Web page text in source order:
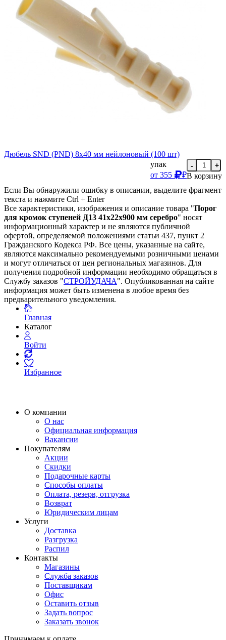
Дюбель SND (PND) 8х40 мм нейлоновый (100 шт)
упак
от 355 ₽
- +
В корзину
Если Вы обнаружили ошибку в описании, выделите фрагмент
текста и нажмите Ctrl + Enter
Все характеристики, изображения и описание товара "Порог
для кромок ступеней Д13 41х22х900 мм серебро" носят
информационный характер и не являются публичной
офертой, определяемой положениями статьи 437, пункт 2
Гражданского Кодекса РФ. Все цены, указанные на сайте,
являются максимально рекомендуемыми розничными ценами
и могут отличаться от цен региональных магазинов. Для
получения подробной информации необходимо обращаться в
Службу заказов "СТРОЙУДАЧА". Опубликованная на сайте
информация может быть изменена в любое время без
предварительного уведомления.
Главная
Каталог
Войти
Избранное
О компании
О нас
Официальная информация
Вакансии
Покупателям
Акции
Скидки
Подарочные карты
Способы оплаты
Оплата, резерв, отгрузка
Возврат
Юридическим лицам
Услуги
Доставка
Разгрузка
Распил
Контакты
Магазины
Служба заказов
Поставщикам
Офис
Оставить отзыв
Задать вопрос
Заказать звонок